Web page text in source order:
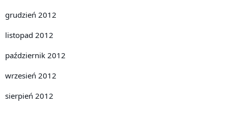
grudzień 2012
listopad 2012
październik 2012
wrzesień 2012
sierpień 2012